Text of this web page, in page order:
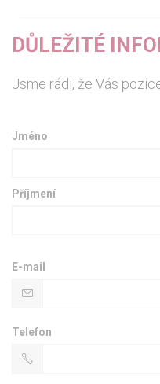
DŮLEŽITÉ
Jsme rádi, že Vás
Jméno
Příjmení
E-mail
Telefon